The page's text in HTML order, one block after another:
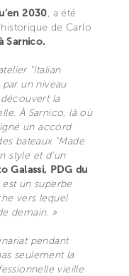
2030, a été
historique de Carlo
Sarnico.
"Italian
par un niveau
la
À Sarnico, là où
un accord
bateaux "Made
style et d’un
Galassi, PDG du
est un superbe
vers lequel
demain. »
pendant
seulement la
vieille